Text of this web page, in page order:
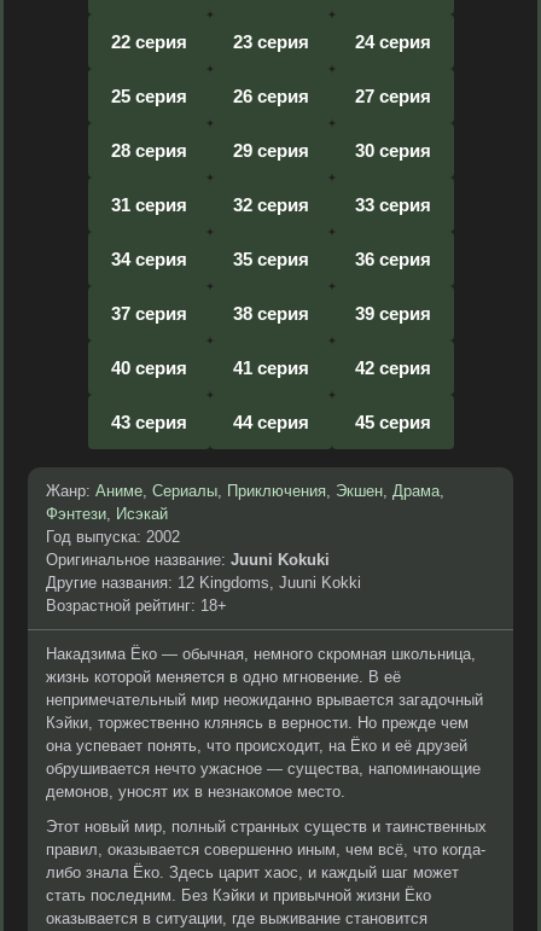
22 серия 23 серия 24 серия
25 серия 26 серия 27 серия
28 серия 29 серия 30 серия
31 серия 32 серия 33 серия
34 серия 35 серия 36 серия
37 серия 38 серия 39 серия
40 серия 41 серия 42 серия
43 серия 44 серия 45 серия
Жанр: Аниме, Сериалы, Приключения, Экшен, Драма,
Фэнтези, Исэкай
Год выпуска: 2002
Оригинальное название: Juuni Kokuki
Другие названия: 12 Kingdoms, Juuni Kokki
Возрастной рейтинг: 18+
Накадзима Ёко — обычная, немного скромная школьница,
жизнь которой меняется в одно мгновение. В её
непримечательный мир неожиданно врывается загадочный
Кэйки, торжественно клянясь в верности. Но прежде чем
она успевает понять, что происходит, на Ёко и её друзей
обрушивается нечто ужасное — существа, напоминающие
демонов, уносят их в незнакомое место.
Этот новый мир, полный странных существ и таинственных
правил, оказывается совершенно иным, чем всё, что когда-
либо знала Ёко. Здесь царит хаос, и каждый шаг может
стать последним. Без Кэйки и привычной жизни Ёко
оказывается в ситуации, где выживание становится